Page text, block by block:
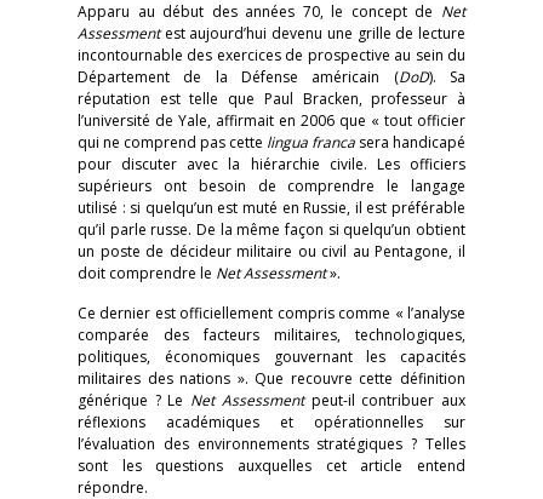
Apparu au début des années 70, le concept de Net
Assessmentest aujourd’hui devenu une grille de lecture
incontournable des exercices de prospective au sein du
Département de la Défense américain (DoD). Sa
réputation est telle que Paul Bracken, professeur à
l’université de Yale, affirmait en 2006 que « tout officier
qui ne comprend pas cette lingua franca sera handicapé
pour discuter avec la hiérarchie civile. Les officiers
supérieurs ont besoin de comprendre le langage
utilisé : si quelqu’un est muté en Russie, il est préférable
qu’il parle russe. De la même façon si quelqu’un obtient
un poste de décideur militaire ou civil au Pentagone, il
doit comprendre le Net Assessment».
Ce dernier est officiellement compris comme « l’analyse
comparée des facteurs militaires, technologiques,
politiques, économiques gouvernant les capacités
militaires des nations ». Que recouvre cette définition
générique ? Le Net Assessmentpeut-il contribuer aux
réflexions académiques et opérationnelles sur
l’évaluation des environnements stratégiques ? Telles
sont les questions auxquelles cet article entend
répondre.